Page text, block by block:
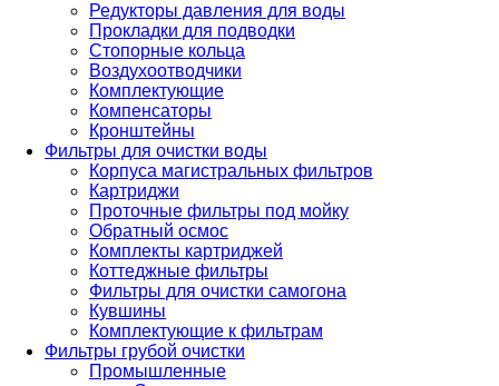
Редукторы давления для воды
Прокладки для подводки
Стопорные кольца
Воздухоотводчики
Комплектующие
Компенсаторы
Кронштейны
Фильтры для очистки воды
Корпуса магистральных фильтров
Картриджи
Проточные фильтры под мойку
Обратный осмос
Комплекты картриджей
Коттеджные фильтры
Фильтры для очистки самогона
Кувшины
Комплектующие к фильтрам
Фильтры грубой очистки
Промышленные